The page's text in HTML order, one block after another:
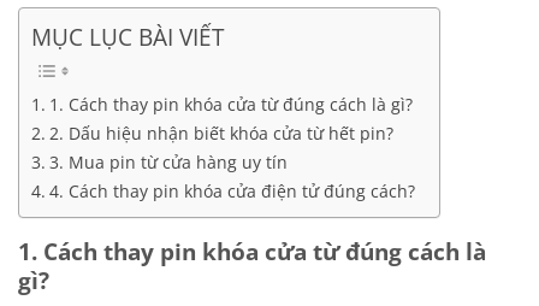
MỤC LỤC BÀI VIẾT
1. Cách thay pin khóa cửa từ đúng cách là gì?
2. Dấu hiệu nhận biết khóa cửa từ hết pin?
3. Mua pin từ cửa hàng uy tín
4. Cách thay pin khóa cửa điện tử đúng cách?
1. Cách thay pin khóa cửa từ đúng cách là
gì?